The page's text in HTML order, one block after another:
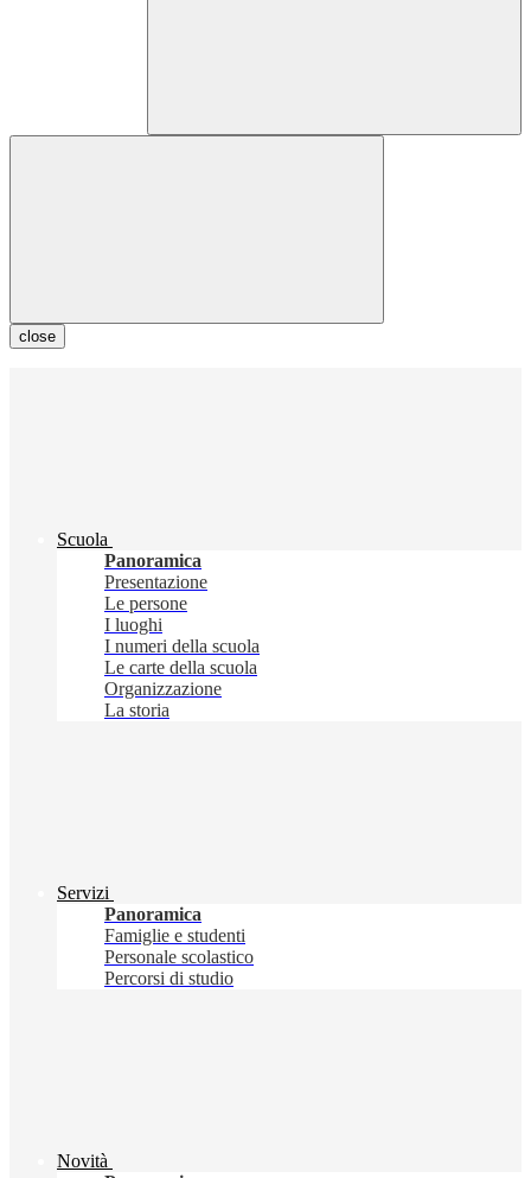
close
Scuola
Panoramica
Presentazione
Le persone
I luoghi
I numeri della scuola
Le carte della scuola
Organizzazione
La storia
Servizi
Panoramica
Famiglie e studenti
Personale scolastico
Percorsi di studio
Novità